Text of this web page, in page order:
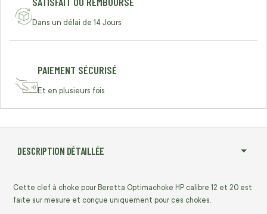
Dans un délai de 14 Jours
PAIEMENT SÉCURISÉ
Et en plusieurs fois
DESCRIPTION DÉTAILLÉE
Cette clef à choke pour Beretta Optimachoke HP calibre 12 et 20 est
faite sur mesure et conçue uniquement pour ces chokes.